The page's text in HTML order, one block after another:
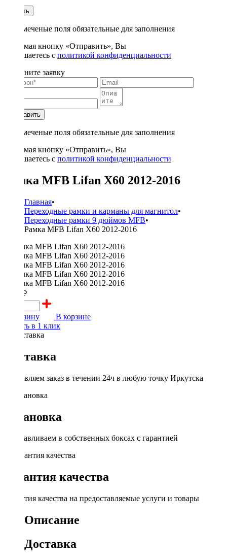
Купить
* - отмеченые поля обязательные для заполнения
Нажимая кнопку «Отправить», Вы
соглашаетесь с политикой конфиденциальности
Заполните заявку
Отправить
* - отмеченые поля обязательные для заполнения
Нажимая кнопку «Отправить», Вы
соглашаетесь с политикой конфиденциальности
Рамка MFB Lifan X60 2012-2016
Главная•
Переходные рамки и карманы для магнитол•
Переходные рамки 9 дюймов MFB•
Рамка MFB Lifan X60 2012-2016
2000 ₽
В корзину
В корзине
Купить в 1 клик
Доставка
Доставляем заказ в течении 24ч в любую точку Иркутска
Установка
Устанавливаем в собственных боксах с гарантией
Гарантия качества
Гарантия качества на предоставляемые услуги и товары
Описание
Доставка